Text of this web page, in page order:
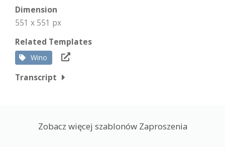
Dimension
551 x 551 px
Related Templates
Wino
Transcript
Zobacz więcej szablonów Zaproszenia